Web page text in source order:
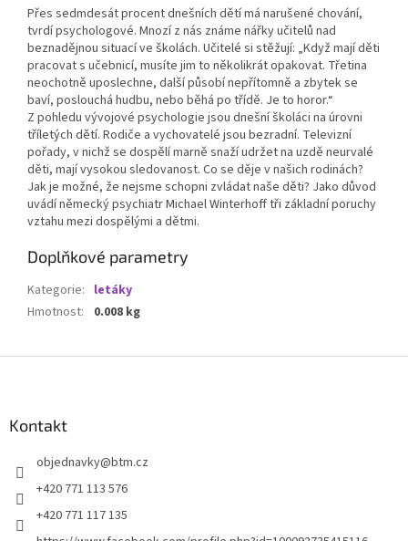
Přes sedmdesát procent dnešních dětí má narušené chování,
tvrdí psychologové. Mnozí z nás známe nářky učitelů nad
beznadějnou situací ve školách. Učitelé si stěžují: „Když mají děti
pracovat s učebnicí, musíte jim to několikrát opakovat. Třetina
neochotně uposlechne, další působí nepřítomně a zbytek se
baví, poslouchá hudbu, nebo běhá po třídě. Je to horor.“
Z pohledu vývojové psychologie jsou dnešní školáci na úrovni
tříletých dětí. Rodiče a vychovatelé jsou bezradní. Televizní
pořady, v nichž se dospělí marně snaží udržet na uzdě neurvalé
děti, mají vysokou sledovanost. Co se děje v našich rodinách?
Jak je možné, že nejsme schopni zvládat naše děti? Jako důvod
uvádí německý psychiatr Michael Winterhoff tři základní poruchy
vztahu mezi dospělými a dětmi.
Doplňkové parametry
Kategorie: letáky
Hmotnost: 0.008 kg
Kontakt
objednavky@btm.cz
+420 771 113 576
+420 771 117 135